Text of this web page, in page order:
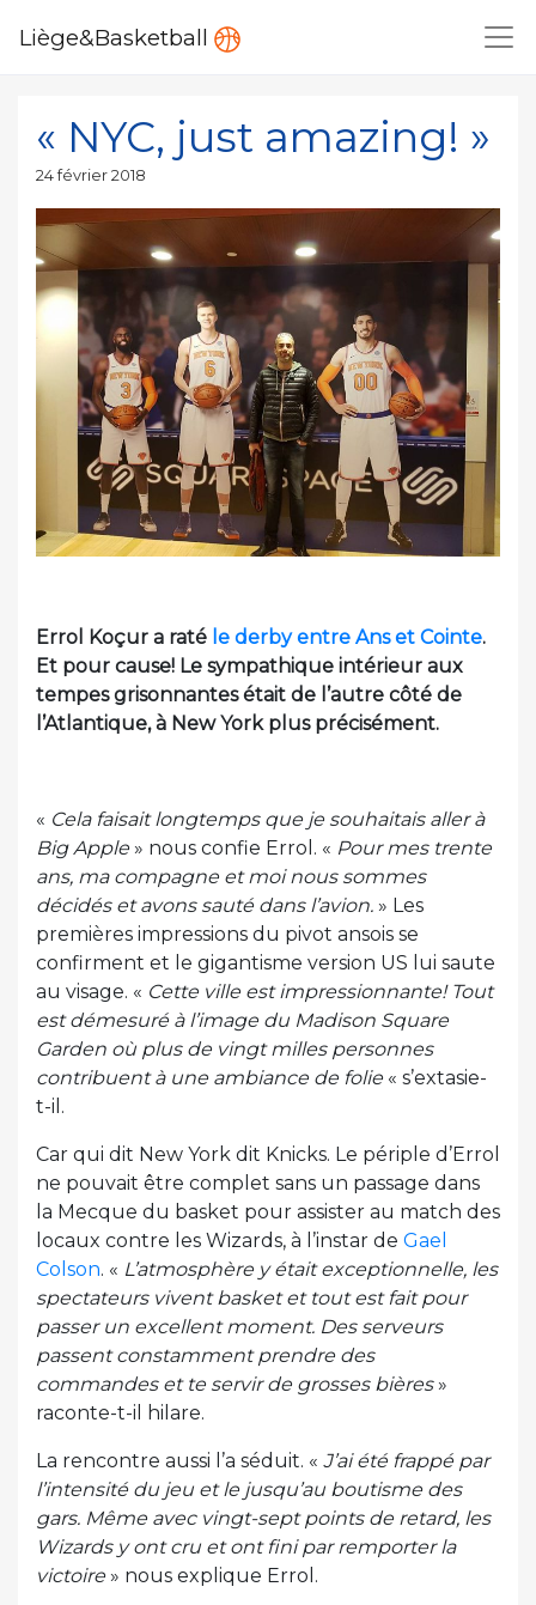
Liège&Basketball
« NYC, just amazing! »
Publié
24 février 2018
Errol Koçur a raté le derby entre Ans et Cointe.
Et pour cause! Le sympathique intérieur aux
tempes grisonnantes était de l’autre côté de
l’Atlantique, à New York plus précisément.
« Cela faisait longtemps que je souhaitais aller à
Big Apple» nous confie Errol. « Pour mes trente
ans, ma compagne et moi nous sommes
décidés et avons sauté dans l’avion. » Les
premières impressions du pivot ansois se
confirment et le gigantisme version US lui saute
au visage. « Cette ville est impressionnante! Tout
est démesuré à l’image du Madison Square
Garden où plus de vingt milles personnes
contribuent à une ambiance de folie« s’extasie-
t-il.
Car qui dit New York dit Knicks. Le périple d’Errol
ne pouvait être complet sans un passage dans
la Mecque du basket pour assister au match des
locaux contre les Wizards, à l’instar de Gael
Colson. « L’atmosphère y était exceptionnelle, les
spectateurs vivent basket et tout est fait pour
passer un excellent moment. Des serveurs
passent constamment prendre des
commandes et te servir de grosses bières»
raconte-t-il hilare.
La rencontre aussi l’a séduit. « J’ai été frappé par
l’intensité du jeu et le jusqu’au boutisme des
gars. Même avec vingt-sept points de retard, les
Wizards y ont cru et ont fini par remporter la
victoire» nous explique Errol.